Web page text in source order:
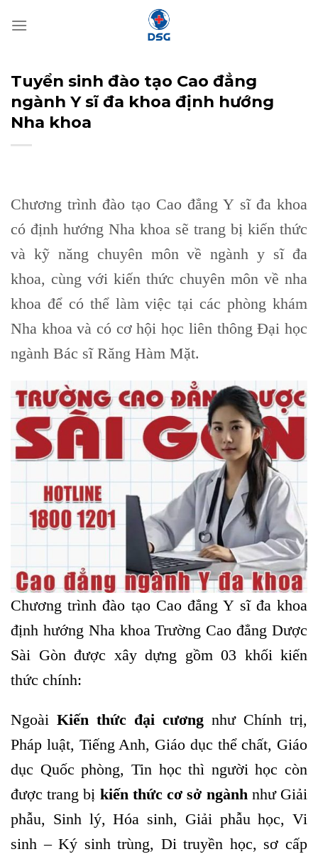
qua
Tuyển sinh đào tạo Cao đẳng
ngành Y sĩ đa khoa định hướng
Nha khoa
Chương trình đào tạo Cao đẳng Y sĩ đa khoa
có định hướng Nha khoa sẽ trang bị kiến thức
và kỹ năng chuyên môn về ngành y sĩ đa
khoa, cùng với kiến thức chuyên môn về nha
khoa để có thể làm việc tại các phòng khám
Nha khoa và có cơ hội học liên thông Đại học
ngành Bác sĩ Răng Hàm Mặt.
Chương trình đào tạo Cao đẳng Y sĩ đa khoa
định hướng Nha khoa Trường Cao đẳng Dược
Sài Gòn được xây dựng gồm 03 khối kiến
thức chính:
Ngoài Kiến thức đại cương như Chính trị,
Pháp luật, Tiếng Anh, Giáo dục thể chất, Giáo
dục Quốc phòng, Tin học thì người học còn
được trang bị kiến thức cơ sở ngànhnhư Giải
phẫu, Sinh lý, Hóa sinh, Giải phẫu học, Vi
sinh – Ký sinh trùng, Di truyền học, sơ cấp